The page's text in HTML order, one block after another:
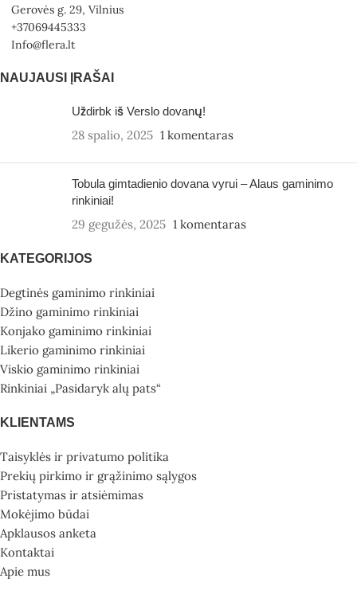
Gerovės g. 29, Vilnius
+37069445333
Info@flera.lt
NAUJAUSI ĮRAŠAI
Uždirbk iš Verslo dovanų!
28 spalio, 2025 1 komentaras
Tobula gimtadienio dovana vyrui – Alaus gaminimo
rinkiniai!
29 gegužės, 2025 1 komentaras
KATEGORIJOS
Degtinės gaminimo rinkiniai
Džino gaminimo rinkiniai
Konjako gaminimo rinkiniai
Likerio gaminimo rinkiniai
Viskio gaminimo rinkiniai
Rinkiniai „Pasidaryk alų pats“
KLIENTAMS
Taisyklės ir privatumo politika
Prekių pirkimo ir grąžinimo sąlygos
Pristatymas ir atsiėmimas
Mokėjimo būdai
Apklausos anketa
Kontaktai
Apie mus